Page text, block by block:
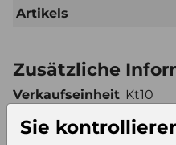
Artikels
Zusätzliche
Verkaufseinheit Kt10
Verkaufseinheit 90
Sie